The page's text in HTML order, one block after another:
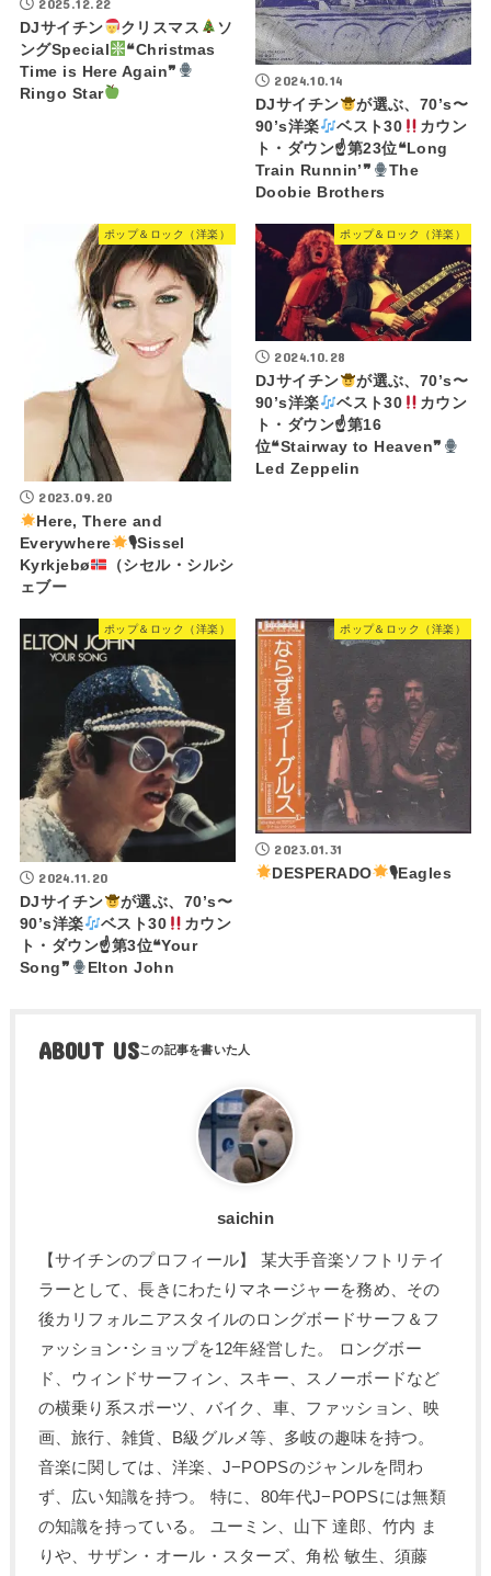
2025.12.22
DJサイチン
クリスマス
ソ
ングSpecial
❝Christmas
Time is Here Again❞
Ringo Star
2024.10.14
DJサイチン
が選ぶ、70’s〜
90’s洋楽
ベスト30
カウン
ト・ダウン☝第23位❝Long
Train Runnin’❞
The
Doobie Brothers
ポップ＆ロック（洋楽）
2023.09.20
Here, There and
Everywhere
🎙Sissel
Kyrkjebø
（シセル・シルシ
ェブー
ポップ＆ロック（洋楽）
2024.10.28
DJサイチン
が選ぶ、70’s〜
90’s洋楽
ベスト30
カウン
ト・ダウン☝第16
位❝Stairway to Heaven❞
Led Zeppelin
ポップ＆ロック（洋楽）
2024.11.20
DJサイチン
が選ぶ、70’s〜
90’s洋楽
ベスト30
カウン
ト・ダウン☝第3位❝Your
Song❞
Elton John
ポップ＆ロック（洋楽）
2023.01.31
DESPERADO
🎙Eagles
ABOUT US
saichin
【サイチンのプロフィール】 某大手音楽ソフトリテイ
ラーとして、長きにわたりマネージャーを務め、その
後カリフォルニアスタイルのロングボードサーフ＆フ
ァッション･ショップを12年経営した。 ロングボー
ド、ウィンドサーフィン、スキー、スノーボードなど
の横乗り系スポーツ、バイク、車、ファッション、映
画、旅行、雑貨、B級グルメ等、多岐の趣味を持つ。
音楽に関しては、洋楽、J−POPSのジャンルを問わ
ず、広い知識を持つ。 特に、80年代J−POPSには無類
の知識を持っている。 ユーミン、山下 達郎、竹内 ま
りや、サザン・オール・スターズ、角松 敏生、須藤